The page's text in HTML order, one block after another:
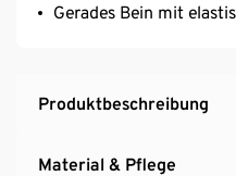
Gerades Bein mit
Produktbeschreibung
Material & Pflege